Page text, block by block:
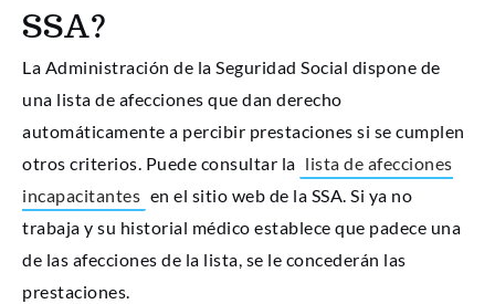
SSA?
La Administración de la Seguridad Social dispone de
una lista de afecciones que dan derecho
automáticamente a percibir prestaciones si se cumplen
otros criterios. Puede consultar la lista de afecciones
incapacitantes en el sitio web de la SSA. Si ya no
trabaja y su historial médico establece que padece una
de las afecciones de la lista, se le concederán las
prestaciones.